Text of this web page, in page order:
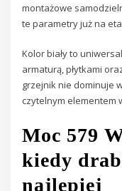
montażowe
te parametry już na
Kolor biały to
armaturą, płytkami
grzejnik nie dominuje
czytelnym elementem
Moc 579
kiedy
najlepiej